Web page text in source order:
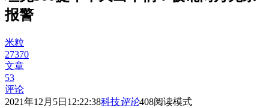
报警
米粒
27370
文章
53
评论
2021年12月5日12:22:38科技评论408阅读模式